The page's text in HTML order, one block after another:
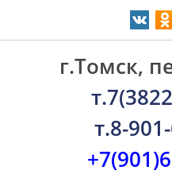
г.Томск,
т.8-